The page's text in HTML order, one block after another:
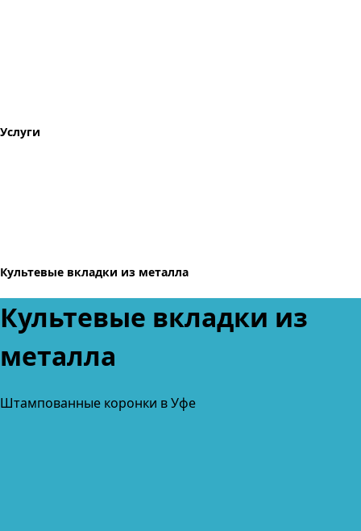
Услуги
Культевые вкладки из металла
Культевые вкладки из
металла
Штампованные коронки в Уфе